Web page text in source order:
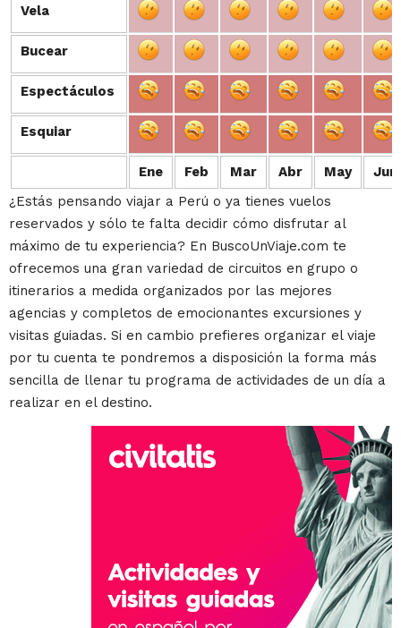
Vela
Bucear
Espectáculos
Esquiar
Ene Feb Mar Abr May Jun
Vela
Bucear
Espectáculos
Esquiar
¿Estás pensando viajar a Perú o ya tienes vuelos
reservados y sólo te falta decidir cómo disfrutar al
máximo de tu experiencia? En BuscoUnViaje.com te
ofrecemos una gran variedad de circuitos en grupo o
itinerarios a medida organizados por las mejores
agencias y completos de emocionantes excursiones y
visitas guiadas. Si en cambio prefieres organizar el viaje
por tu cuenta te pondremos a disposición la forma más
sencilla de llenar tu programa de actividades de un día a
realizar en el destino.